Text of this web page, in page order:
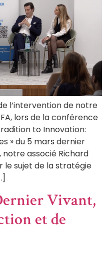
l’intervention de notre
lors de la conférence
to Innovation:
» du 5 mars dernier
associé Richard
le sujet de la stratégie
Vivant,
et de